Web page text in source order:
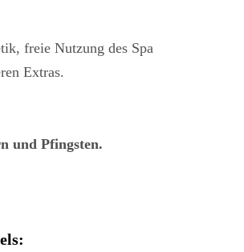
freie Nutzung des Spa
Extras.
und Pfingsten.